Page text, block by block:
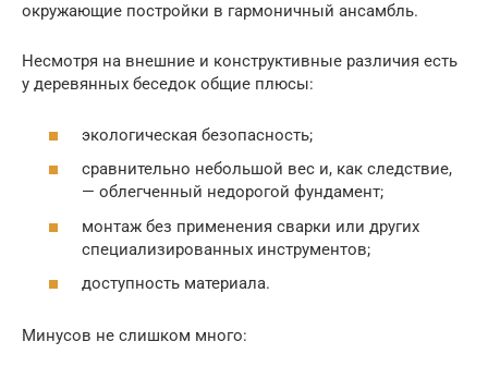
окружающие постройки в гармоничный ансамбль.
Несмотря на внешние и конструктивные различия есть
у деревянных беседок общие плюсы:
экологическая безопасность;
сравнительно небольшой вес и, как следствие,
— облегченный недорогой фундамент;
монтаж без применения сварки или других
специализированных инструментов;
доступность материала.
Минусов не слишком много: